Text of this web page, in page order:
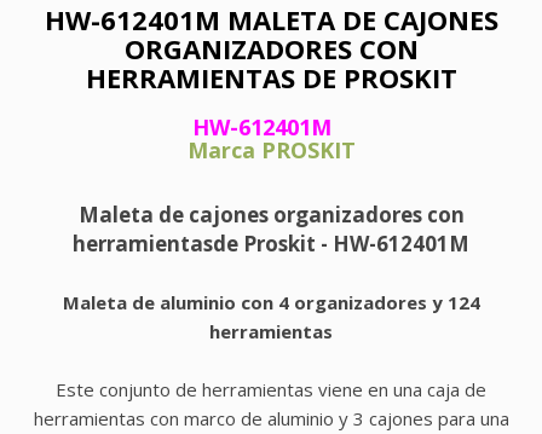
HW-612401M MALETA DE CAJONES
ORGANIZADORES CON
HERRAMIENTAS DE PROSKIT
HW-612401M
Marca PROSKIT
Maleta de cajones organizadores con
herramientasde Proskit - HW-612401M
Maleta de aluminio con 4 organizadores y 124
herramientas
Este conjunto de herramientas viene en una caja de
herramientas con marco de aluminio y 3 cajones para una